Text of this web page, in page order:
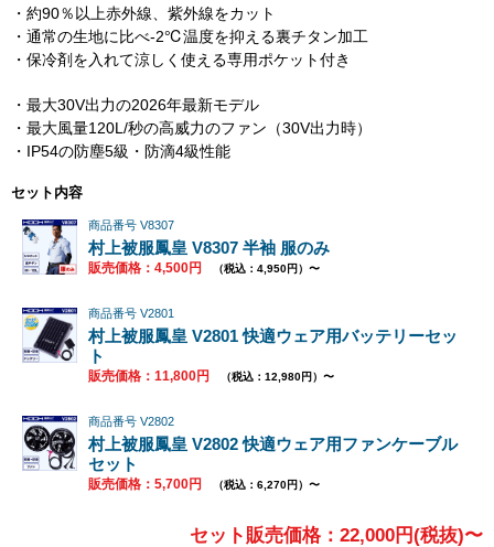
・約90％以上赤外線、紫外線をカット
・通常の生地に比べ-2℃温度を抑える裏チタン加工
・保冷剤を入れて涼しく使える専用ポケット付き
・最大30V出力の2026年最新モデル
・最大風量120L/秒の高威力のファン（30V出力時）
・IP54の防塵5級・防滴4級性能
セット内容
商品番号 V8307
村上被服鳳皇 V8307 半袖 服のみ
販売価格：4,500円 （税込：4,950円）〜
商品番号 V2801
村上被服鳳皇 V2801 快適ウェア用バッテリーセッ
ト
販売価格：11,800円 （税込：12,980円）〜
商品番号 V2802
村上被服鳳皇 V2802 快適ウェア用ファンケーブル
セット
販売価格：5,700円 （税込：6,270円）〜
セット販売価格：22,000円(税抜)〜